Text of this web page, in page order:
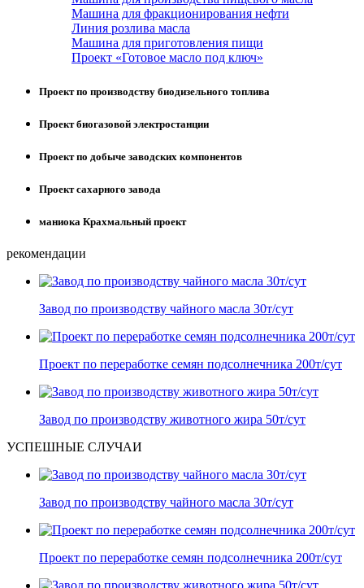
Машина для фракционирования нефти
Линия розлива масла
Машина для приготовления пищи
Проект «Готовое масло под ключ»
Проект по производству биодизельного топлива
Проект биогазовой электростанции
Проект по добыче заводских компонентов
Проект сахарного завода
маниока Крахмальный проект
рекомендации
Завод по производству чайного масла 30т/сут
Проект по переработке семян подсолнечника 200т/сут
Завод по производству животного жира 50т/сут
УСПЕШНЫЕ СЛУЧАИ
Завод по производству чайного масла 30т/сут
Проект по переработке семян подсолнечника 200т/сут